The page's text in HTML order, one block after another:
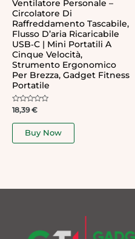
Ventilatore Personale –
Circolatore Di
Raffreddamento Tascabile,
Flusso D’aria Ricaricabile
USB‑C | Mini Portatili A
Cinque Velocità,
Strumento Ergonomico
Per Brezza, Gadget Fitness
Portatile
Rated
out
18,39€
Buy Now